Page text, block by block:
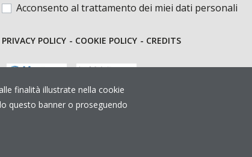
Acconsento al trattamento dei miei dati personali
PRIVACY POLICY COOKIE POLICY CREDITS
finalità illustrate nella cookie
questo banner o proseguendo